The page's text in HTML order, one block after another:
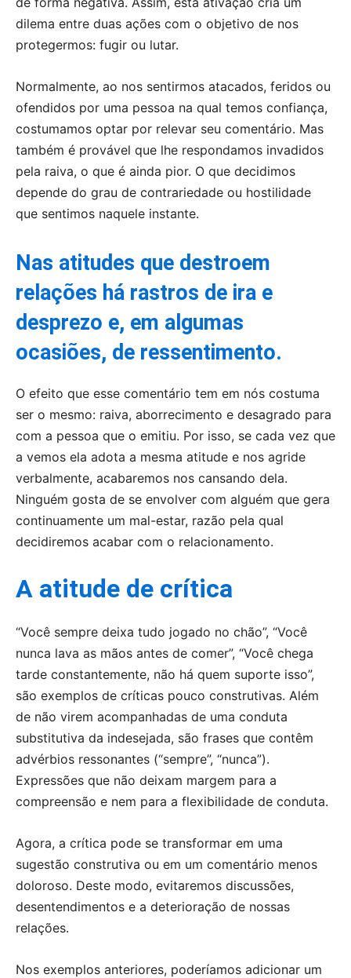
dilema entre duas ações com o objetivo de nos
protegermos: fugir ou lutar.
Normalmente, ao nos sentirmos atacados, feridos ou
ofendidos por uma pessoa na qual temos confiança,
costumamos optar por relevar seu comentário. Mas
também é provável que lhe respondamos invadidos
pela raiva, o que é ainda pior. O que decidimos
depende do grau de contrariedade ou hostilidade
que sentimos naquele instante.
Nas atitudes que destroem
relações há rastros de ira e
desprezo e, em algumas
ocasiões, de ressentimento.
O efeito que esse comentário tem em nós costuma
ser o mesmo: raiva, aborrecimento e desagrado para
com a pessoa que o emitiu. Por isso, se cada vez que
a vemos ela adota a mesma atitude e nos agride
verbalmente, acabaremos nos cansando dela.
Ninguém gosta de se envolver com alguém que gera
continuamente um mal-estar, razão pela qual
decidiremos acabar com o relacionamento.
A atitude de crítica
“Você sempre deixa tudo jogado no chão”, “Você
nunca lava as mãos antes de comer”, “Você chega
tarde constantemente, não há quem suporte isso”,
são exemplos de críticas pouco construtivas. Além
de não virem acompanhadas de uma conduta
substitutiva da indesejada, são frases que contêm
advérbios ressonantes (“sempre”, “nunca”).
Expressões que não deixam margem para a
compreensão e nem para a flexibilidade de conduta.
Agora, a crítica pode se transformar em uma
sugestão construtiva ou em um comentário menos
doloroso. Deste modo, evitaremos discussões,
desentendimentos e a deterioração de nossas
relações.
Nos exemplos anteriores, poderíamos adicionar um